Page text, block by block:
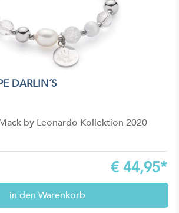
DARLIN´S
by Leonardo Kollektion 2020
€ 44,95*
in den Warenkorb